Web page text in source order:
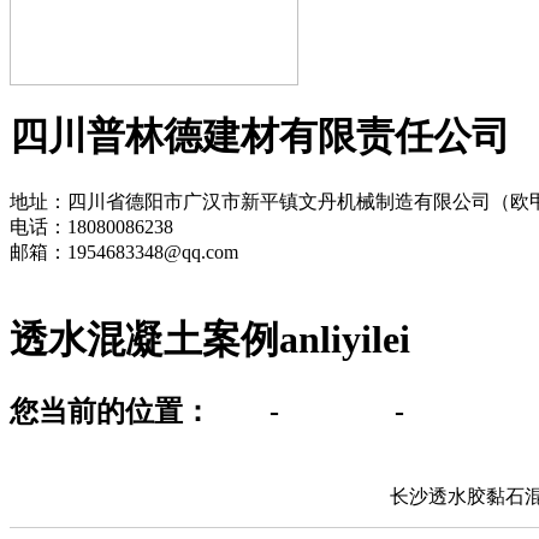
四川普林德建材有限责任公司
地址：四川省德阳市广汉市新平镇文丹机械制造有限公司（欧
电话：18080086238
邮箱：1954683348@qq.com
透水混凝土案例anliyilei
您当前的位置： - -
长沙透水胶黏石